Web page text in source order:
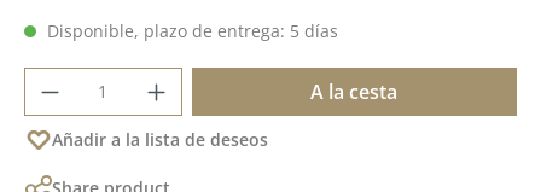
Disponible, plazo de entrega: 5 días
Cantidad del producto: introduce la
A la cesta
Añadir a la lista de deseos
Share product